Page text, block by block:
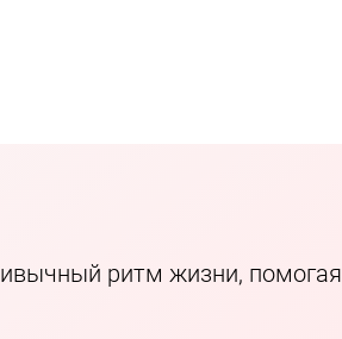
ритм жизни, помогая